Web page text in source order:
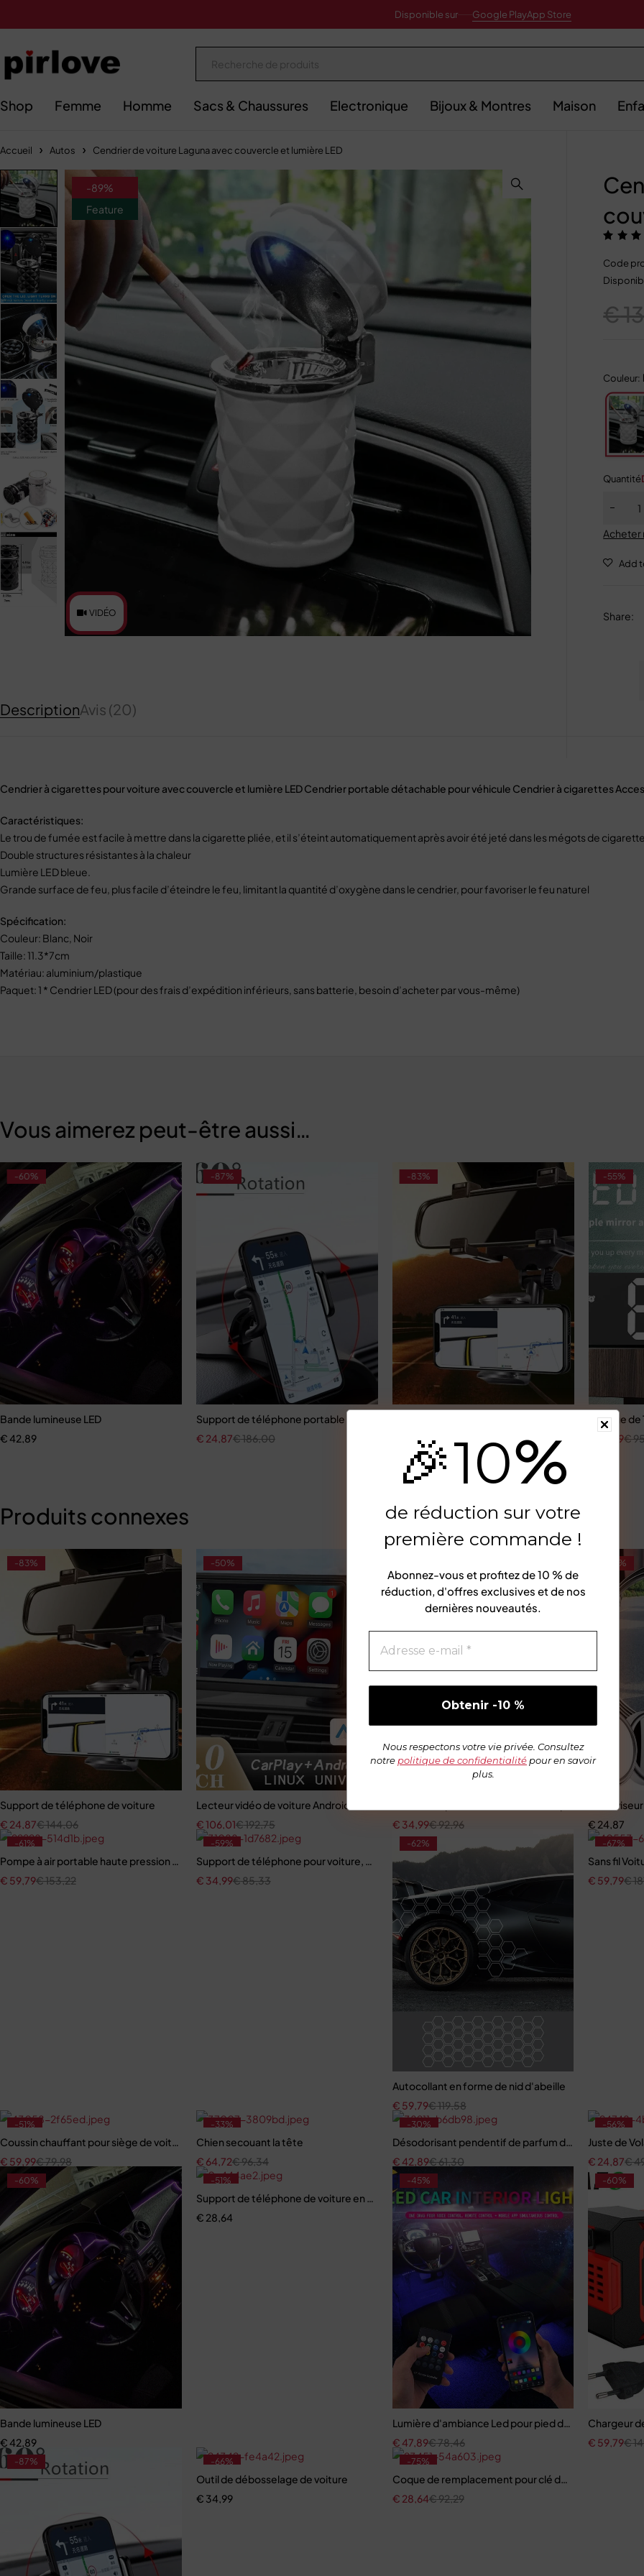
Disponible sur Google PlayApp Store
Shop Femme Homme Sacs & Chaussures Electronique Bijoux & Montres Maison
Accueil Autos Cendrier de voiture Laguna avec couvercle et lumière LED
-89%
Feature
VIDÉO
Code
€
Couleur:
Quantité
Acheter
Share:
DescriptionAvis (20)
Cendrier à cigarettes pour voiture avec couvercle et lumière LED Cendrier portable détachable pour véhicule Cendrier à cigarettes
Caractéristiques:
Le trou de fumée est facile à mettre dans la cigarette pliée, et il s’éteint automatiquement après avoir été jeté dans les mégots de
Double structures résistantes à la chaleur
Lumière LED bleue.
Grande surface de feu, plus facile d’éteindre le feu, limitant la quantité d’oxygène dans le cendrier, pour favoriser le feu naturel
Spécification:
Couleur: Blanc, Noir
Taille: 11.3*7cm
Matériau: aluminium/plastique
Paquet: 1 * Cendrier LED (pour des frais d’expédition inférieurs, sans batterie, besoin d’acheter par vous-même)
🎉10%
de réduction sur votre
première commande !
Abonnez-vous et profitez de10 % de
réduction, d'offres exclusives et de nos
dernières nouveautés.
Nous respectons votre vie privée. Consultez
notre politique de confidentialité pour en savoir
plus.
Vous aimerez peut-être aussi…
-60%
Bande lumineuse LED
€42,89
-87%
Support de téléphone portable pour voiture
€186,00
€ 24,87
-83%
€
24,87
-55%
Horloge
€
47,89
Produits connexes
-83%
Support de téléphone de voiture
€144,06
€ 24,87
-50%
Lecteur vidéo de voiture Android Auto, CarPlay
€192,75
€106,01
Pare-soleil pour fenêtre de voiture, pare-soleil,
€92,96
€ 34,99
-48%
€ 24,87
-61%
Pompe à air portable haute pression pour vélo avec manomètre
€153,22
€ 59,79
-59%
Support de téléphone pour voiture, mise à niveau
€85,33
€ 34,99
-62%
Autocollant en forme de nid d'abeille
€119,58
€ 59,79
-67%
Sans fil
€
€ 59,79
-51%
Coussin chauffant pour siège de voiture
€79,98
€ 59,99
-33%
Chien secouant la tête
€96,34
€ 64,72
-30%
Désodorisant pendentif de parfum de voiture
€61,30
€ 42,89
-56%
Juste de
€
€ 24,87
-60%
Bande lumineuse LED
€42,89
-51%
Support de téléphone de voiture en cristal Bling
€ 28,64
-45%
Lumière d'ambiance Led pour pied de voiture avec
€78,46
€ 47,89
-60%
Chargeur
€
€ 59,79
-87% -66%
Outil de débosselage de voiture
€ 34,99
-75%
Coque de remplacement pour clé de voiture
€92,29
€ 28,64